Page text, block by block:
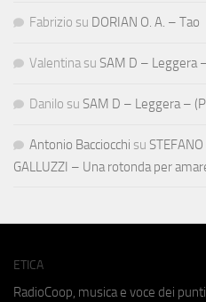
Fabrizio su DORIAN O. A. – Tao
Valentina su SAM D – Leggera
Danilo su SAM D – Leggera –
Antonio Bacciocchi su
GALLUZZI – Una rotonda per
ETICA
RadioCoop, musica e voce dei